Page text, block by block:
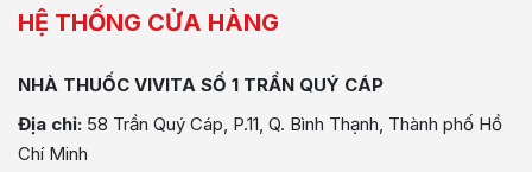
HỆ THỐNG CỬA HÀNG
NHÀ THUỐC VIVITA SỐ 1 TRẦN QUÝ CÁP
Địa chỉ: 58 Trần Quý Cáp, P.11, Q. Bình Thạnh, Thành phố Hồ
Chí Minh